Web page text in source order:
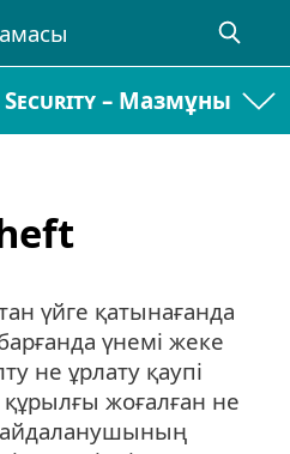
Security – Мазмұны
үйге қатынағанда
үнемі жеке
не ұрлату қаупі
жоғалған не